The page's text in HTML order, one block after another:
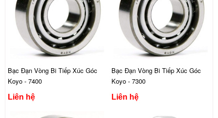
Bạc Đạn Vòng Bi Tiếp Xúc Góc
Koyo - 7400
Liên hệ
Bạc Đạn Vòng Bi Tiếp Xúc Góc
Koyo - 7300
Liên hệ